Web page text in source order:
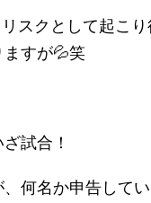
スクとして起こ
ますが💦笑
試合！
何名か申告して